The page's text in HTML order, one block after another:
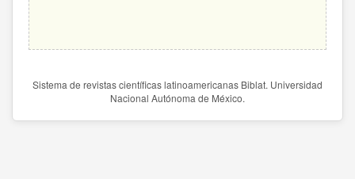
Sistema de revistas científicas latinoamericanas Biblat. Universidad
Nacional Autónoma de México.